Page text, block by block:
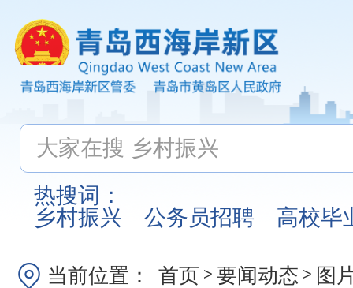
热搜词：
乡村振兴
公务员招聘 高校毕
当前位置： 首页 > 要闻动态 > 图